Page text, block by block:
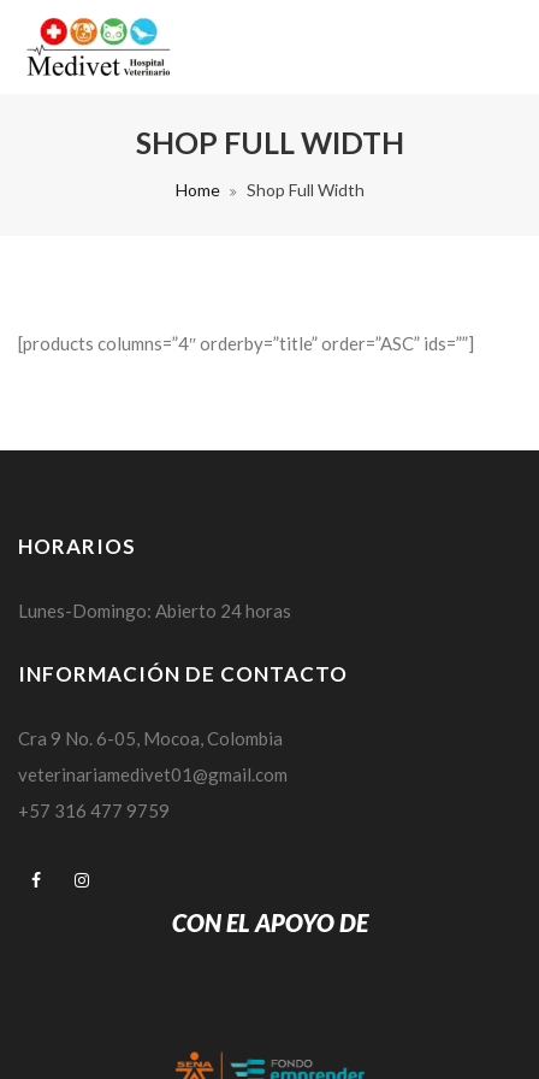
SHOP FULL WIDTH
Home Shop Full Width
[products columns=”4″ orderby=”title” order=”ASC” ids=””]
HORARIOS
Lunes-Domingo: Abierto 24 horas
INFORMACIÓN DE CONTACTO
Cra 9 No. 6-05, Mocoa, Colombia
veterinariamedivet01@gmail.com
+57 316 477 9759
CON EL APOYO DE